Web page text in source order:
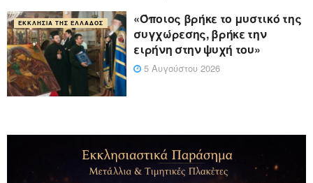
ΕΚΚΛΗΣΊΑ ΤΗΣ ΕΛΛΆΔΟΣ
«Όποιος βρήκε το μυστικό της
συγχώρεσης, βρήκε την
ειρήνη στην ψυχή του»
5 Αυγούστου 2026